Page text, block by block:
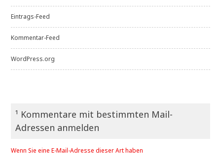
Eintrags-Feed
Kommentar-Feed
WordPress.org
¹ Kommentare mit bestimmten Mail-
Adressen anmelden
Wenn Sie eine E-Mail-Adresse dieser Art haben